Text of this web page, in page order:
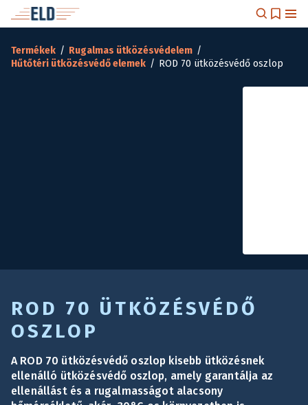
Termékek / Rugalmas ütközésvédelem /
Hűtőtéri ütközésvédő elemek / ROD 70 ütközésvédő oszlop
ROD 70 ÜTKÖZÉSVÉDŐ
OSZLOP
A ROD 70 ütközésvédő oszlop kisebb ütközésnek
ellenálló ütközésvédő oszlop, amely garantálja az
ellenállást és a rugalmasságot alacsony